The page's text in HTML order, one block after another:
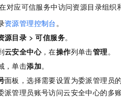
对应可信服务中访问资源目录组织
资源管理控制台 。
源目录 >可信服务。
云安全中心，在操作列单击管理。
，单击添加。
面板，选择需要设置为委派管理员
派管理员账号访问云安全中心的多